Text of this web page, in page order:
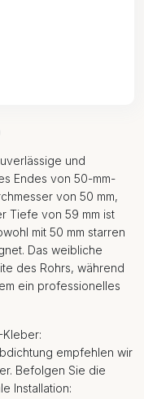
und
Endes von 50-mm-
von 50 mm,
Tiefe von 59 mm ist
mit 50 mm starren
Das weibliche
des Rohrs, während
ein professionelles
Kleber:
empfehlen wir
Befolgen Sie die
Installation: